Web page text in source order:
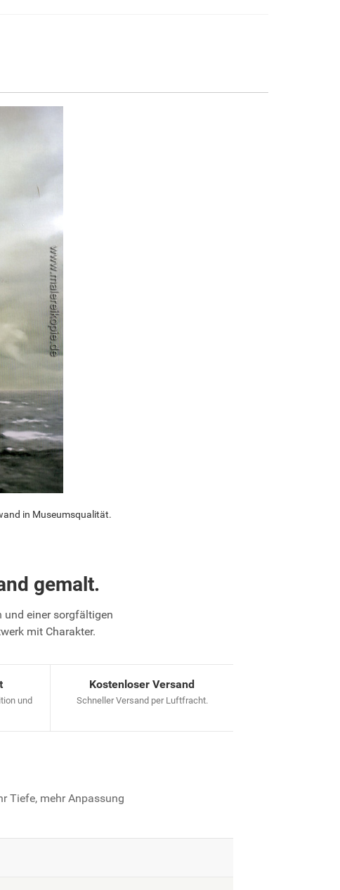
in Museumsqualität.
gemalt.
und einer sorgfältigen
mit Charakter.
und
Kostenloser Versand
Schneller Versand per Luftfracht.
Tiefe, mehr Anpassung